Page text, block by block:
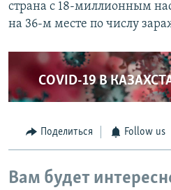
страна c 18-миллионным
на 36-м месте по числу
COVID-19 В
Поделиться Follow us
Вам будет